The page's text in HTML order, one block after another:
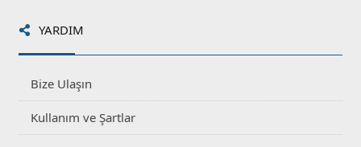
YARDIM
Bize Ulaşın
Kullanım ve Şartlar